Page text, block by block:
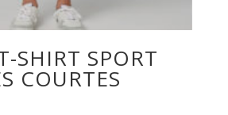
SHIRT SPORT
COURTES